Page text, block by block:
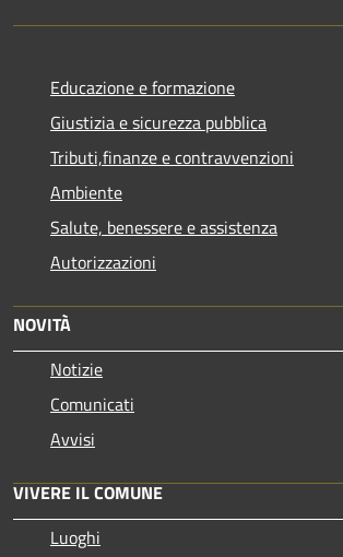
Educazione e formazione
Giustizia e sicurezza pubblica
Tributi,finanze e contravvenzioni
Ambiente
Salute, benessere e assistenza
Autorizzazioni
NOVITÀ
Notizie
Comunicati
Avvisi
VIVERE IL COMUNE
Luoghi